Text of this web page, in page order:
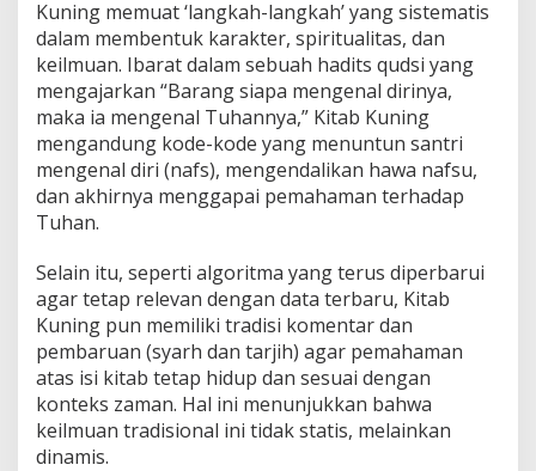
Kuning memuat ‘langkah-langkah’ yang sistematis
dalam membentuk karakter, spiritualitas, dan
keilmuan. Ibarat dalam sebuah hadits qudsi yang
mengajarkan “Barang siapa mengenal dirinya,
maka ia mengenal Tuhannya,” Kitab Kuning
mengandung kode-kode yang menuntun santri
mengenal diri (nafs), mengendalikan hawa nafsu,
dan akhirnya menggapai pemahaman terhadap
Tuhan.
Selain itu, seperti algoritma yang terus diperbarui
agar tetap relevan dengan data terbaru, Kitab
Kuning pun memiliki tradisi komentar dan
pembaruan (syarh dan tarjih) agar pemahaman
atas isi kitab tetap hidup dan sesuai dengan
konteks zaman. Hal ini menunjukkan bahwa
keilmuan tradisional ini tidak statis, melainkan
dinamis.